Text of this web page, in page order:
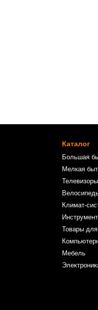
Каталог
Большая
Мелкая
Климат-
Товары
Мебель